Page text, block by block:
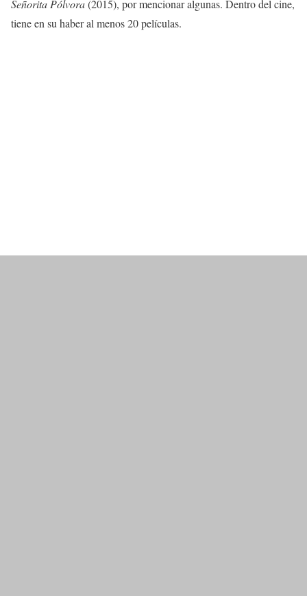
Señorita Pólvora(2015), por mencionar algunas. Dentro del cine,
tiene en su haber al menos 20 películas.